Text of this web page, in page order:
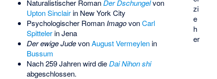
zi
e
h
er
Naturalistischer RomanDer Dschungelvon
Upton Sinclairin New York City
Psychologischer Roman ImagovonCarl
Spittelerin Jena
Der ewige JudevonAugust Vermeylenin
Bussum
Nach 259 Jahren wird dieDai Nihon shi
abgeschlossen.